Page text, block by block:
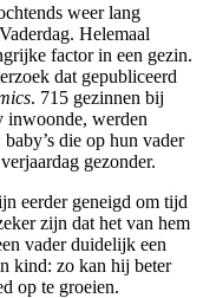
weer lang
Helemaal
factor in een gezin.
dat gepubliceerd
. 715 gezinnen bij
inwoonde, werden
die op hun vader
gezonder.
eerder geneigd om tijd
zijn dat het van hem
vader duidelijk een
kind: zo kan hij beter
op te groeien.